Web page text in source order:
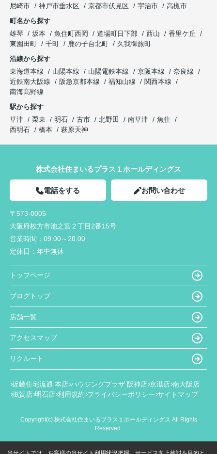
尼崎市
神戸市垂水区 京都市伏見区 宇治市
高槻市
町名から探す
雄琴
坂本 魚住町西岡 道場町日下部 西山
香里ケ丘
東園田町
千町 鹿の子台北町
久我御旅町
沿線から探す
東海道本線
山陽本線 山陽電鉄本線 京阪本線
奈良線
近鉄南大阪線
阪急京都本線 福知山線
関西本線
南海高野線
駅から探す
草津
栗東 明石 古市 北野田 南草津
魚住
西明石
橋本 萩原天神
株式会社住まいるプラス１ホールディングス
電話をする お問い合わせ
〒573-0005
大阪府枚方市池之宮２丁目2番15号
営業時間： 09:00～20:00
定休日： 年中無休
トップページ
ブログトップ
店舗一覧
アクセスマップ
リクルート
近畿住宅流通 本店 ハウジングプラザ 阪神店 京滋店 南大阪店
滋賀店 明石店 利用規約 プライバシーポリシー サイトマップ
Copyright(c) 株式会社住まいるプラス１ホールディングス All Rights
Reserved.